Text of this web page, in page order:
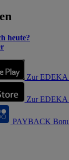
heute?
Zur EDEKA
Zur EDEKA
PAYBACK